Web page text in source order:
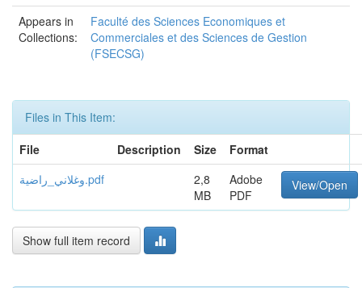
Appears in
Collections:
Faculté des Sciences Economiques et
Commerciales et des Sciences de Gestion
(FSECSG)
Files in This Item:
File
Description Size
Format
وغلاني_راضية.pdf
2,8
MB
Adobe
PDF
View/Open
Show full item record